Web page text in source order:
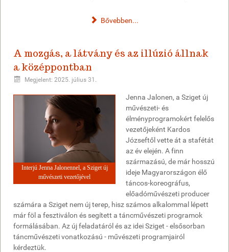
Bővebben...
A mozgás, a látvány és az illúzió állnak
a középpontban
Megjelent: 2025. július 31.
Interjú Jenna Jalonennel, a Sziget új
művészeti vezetőjével
Jenna Jalonen, a Sziget új
művészeti- és
élményprogramokért felelős
vezetőjeként Kardos
Józseftől vette át a stafétát
az év elején. A finn
származású, de már hosszú
ideje Magyarországon élő
táncos-koreográfus,
előadóművészeti producer
számára a Sziget nem új terep, hisz számos alkalommal lépett
már föl a fesztiválon és segített a táncművészeti programok
formálásában. Az új feladatáról és az idei Sziget - elsősorban
táncművészeti vonatkozású - művészeti programjairól
kérdeztük.